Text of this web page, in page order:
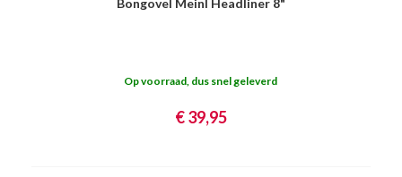
Op voorraad, dus snel geleverd
€ 39,95